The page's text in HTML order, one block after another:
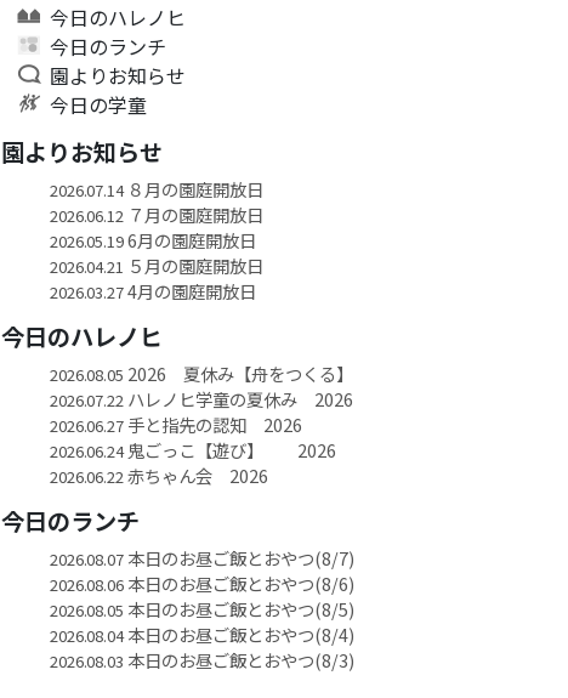
今日のハレノヒ
今日のランチ
園よりお知らせ
今日の学童
園よりお知らせ
2026.07.14８月の園庭開放日
2026.06.12 ７月の園庭開放日
2026.05.196月の園庭開放日
2026.04.21 ５月の園庭開放日
2026.03.274月の園庭開放日
今日のハレノヒ
2026.08.05 2026 夏休み【舟をつくる】
2026.07.22 ハレノヒ学童の夏休み 2026
2026.06.27手と指先の認知 2026
2026.06.24鬼ごっこ【遊び】 2026
2026.06.22 赤ちゃん会 2026
今日のランチ
2026.08.07本日のお昼ご飯とおやつ(8/7)
2026.08.06本日のお昼ご飯とおやつ(8/6)
2026.08.05 本日のお昼ご飯とおやつ(8/5)
2026.08.04本日のお昼ご飯とおやつ(8/4)
2026.08.03 本日のお昼ご飯とおやつ(8/3)